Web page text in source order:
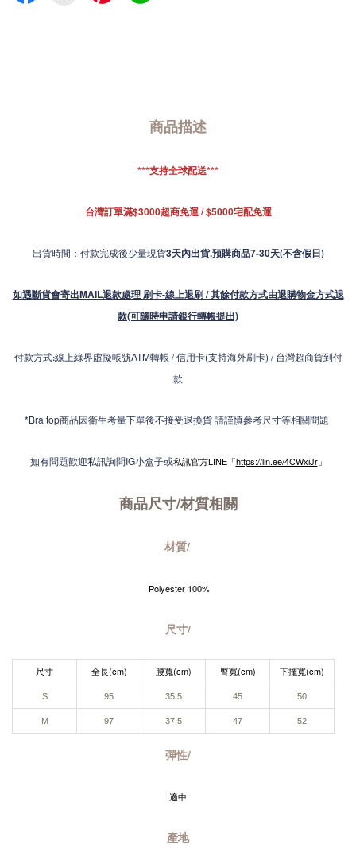
商品描述
***支持全球配送***
台灣訂單滿$3000超商免運 / $5000宅配免運
出貨時間：付款完成後少量現貨3天內出貨.預購商品7-30天(不含假日)
如遇斷貨會寄出MAIL退款處理 刷卡-線上退刷 / 其餘付款方式由退購物金方式退
款(可隨時申請銀行轉帳提出)
付款方式:線上綠界虛擬帳號ATM轉帳 / 信用卡(支持海外刷卡) / 台灣超商貨到付
款
*Bra top商品因衛生考量下單後不接受退換貨 請謹慎參考尺寸等相關問題
如有問題歡迎私訊詢問IG小盒子或私訊官方LINE「https://lin.ee/4CWxiJr」
商品尺寸/材質相關
材質/
Polyester 100%
尺寸/
尺寸 全長(cm) 腰寬(cm) 臀寬(cm) 下擺寬(cm)
S 95 35.5 45 50
M 97 37.5 47 52
彈性/
適中
產地